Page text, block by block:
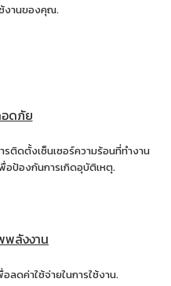
ช้งานของคุณ.
ดภัย
ติดตั้งเซ็นเซอร์ความร้อนที่ทำงาน
อป้องกันการเกิดอุบัติเหตุ.
พลังงาน
ลดค่าใช้จ่ายในการใช้งาน.